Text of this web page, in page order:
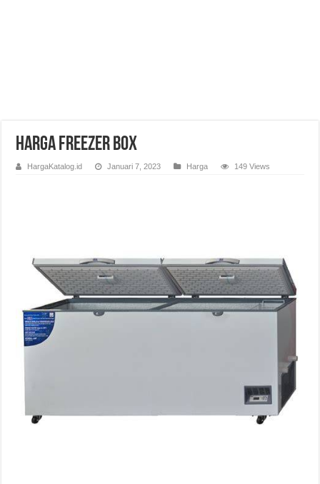
Harga Freezer Box
HargaKatalog.id Januari 7, 2023 Harga 149 Views